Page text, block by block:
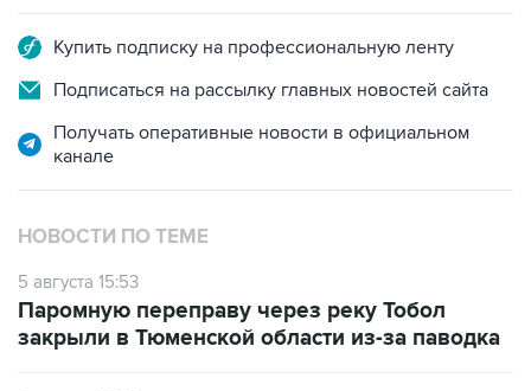
Купить подписку на профессиональную ленту
Подписаться на рассылку главных новостей сайта
Получать оперативные новости в официальном
канале
НОВОСТИ ПО ТЕМЕ
5 августа 15:53
Паромную переправу через реку Тобол
закрыли в Тюменской области из-за паводка